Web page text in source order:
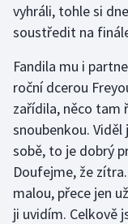
Olympijské hry
Plavání
Plážový volejbal
Ragby
Rychlobruslení
vyhráli, tohle si
soustředit na
Fandila mu i
roční dcerou
zařídila, něco tam
snoubenkou.
sobě, to je dobrý
Doufejme, že
malou, přece jen
ji uvidím. Celkově